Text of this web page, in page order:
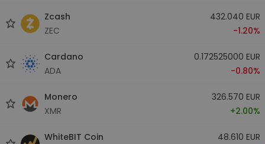
Zcash
ZEC
432.040 EUR
-1.20%
Cardano
ADA
0.172525000 EUR
-0.80%
Monero
XMR
326.570 EUR
+2.00%
WhiteBIT Coin
48.610 EUR